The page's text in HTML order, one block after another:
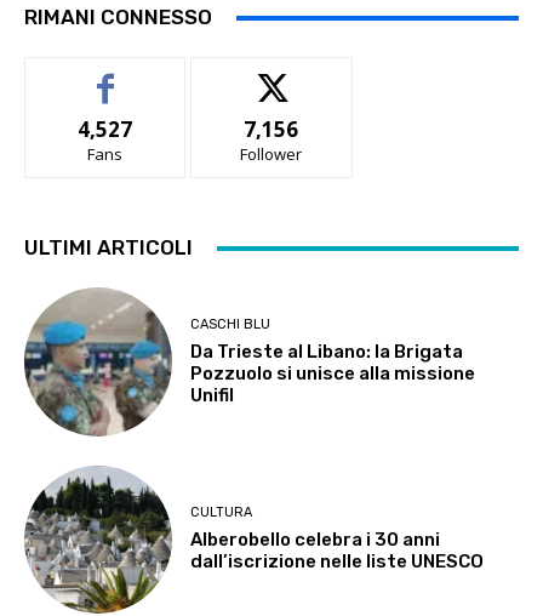
RIMANI CONNESSO
4,527
Fans
7,156
Follower
ULTIMI ARTICOLI
CASCHI BLU
Da Trieste al Libano: la Brigata
Pozzuolo si unisce alla missione
Unifil
CULTURA
Alberobello celebra i 30 anni
dall’iscrizione nelle liste UNESCO